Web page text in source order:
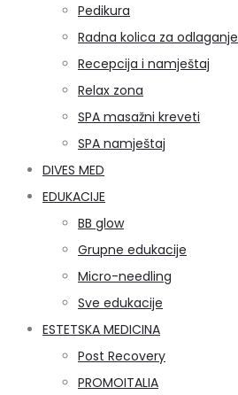
Pedikura
Radna kolica za odlaganje
Recepcija i namještaj
Relax zona
SPA masažni kreveti
SPA namještaj
DIVES MED
EDUKACIJE
BB glow
Grupne edukacije
Micro-needling
Sve edukacije
ESTETSKA MEDICINA
Post Recovery
PROMOITALIA